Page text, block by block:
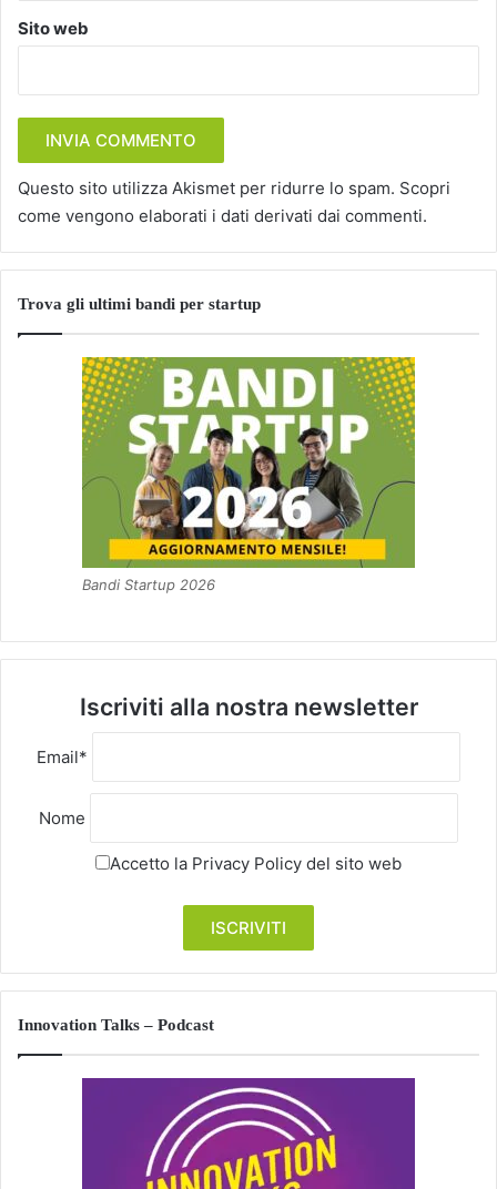
Sito web
Questo sito utilizza Akismet per ridurre lo spam. Scopri
come vengono elaborati i dati derivati dai commenti.
Trova gli ultimi bandi per startup
Bandi Startup 2026
Iscriviti alla nostra newsletter
Email*
Nome
Accetto la Privacy Policy del sito web
Innovation Talks – Podcast